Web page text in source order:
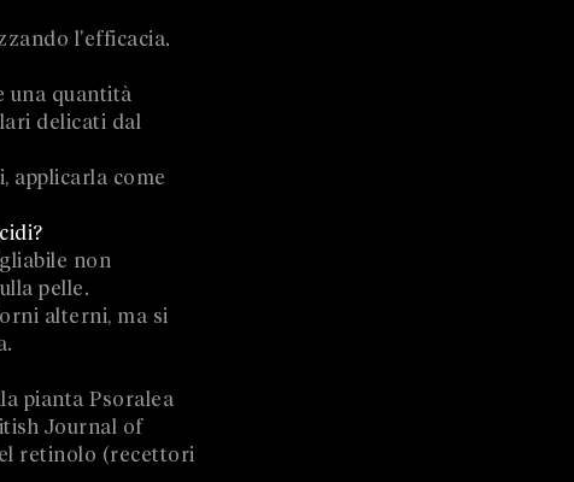
l'efficacia.
una quantità
delicati dal
applicarla come
non
pelle.
alterni, ma si
pianta Psoralea
Journal of
retinolo (recettori